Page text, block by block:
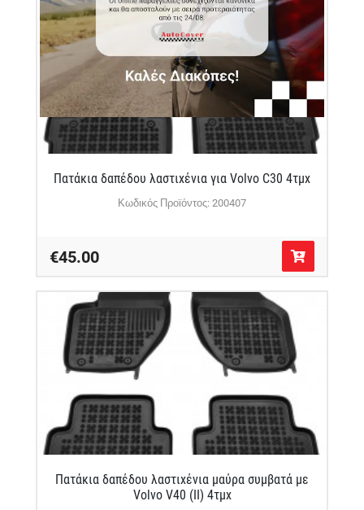
Πατάκια δαπέδου λαστιχένια για Volvo C30 4τμχ
Κωδικός Προϊόντος: 200407
€45.00
Πατάκια δαπέδου λαστιχένια μαύρα συμβατά με
Volvo V40 (II) 4τμχ